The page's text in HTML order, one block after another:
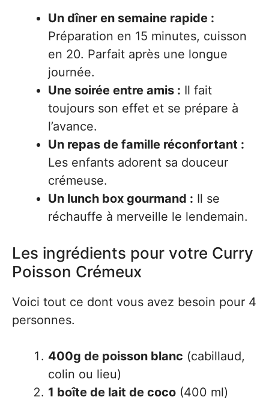
Un dîner en semaine rapide :
Préparation en 15 minutes, cuisson
en 20. Parfait après une longue
journée.
Une soirée entre amis : Il fait
toujours son effet et se prépare à
l’avance.
Un repas de famille réconfortant :
Les enfants adorent sa douceur
crémeuse.
Un lunch box gourmand : Il se
réchauffe à merveille le lendemain.
Les ingrédients pour votre Curry
Poisson Crémeux
Voici tout ce dont vous avez besoin pour 4
personnes.
400g de poisson blanc (cabillaud,
colin ou lieu)
1 boîte de lait de coco (400 ml)